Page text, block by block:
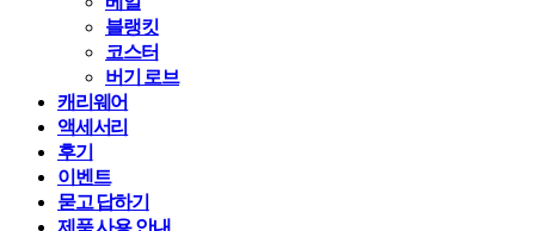
블랭킷
코스터
버기 로브
캐리웨어
액세서리
후기
이벤트
묻고 답하기
제품 사용 안내